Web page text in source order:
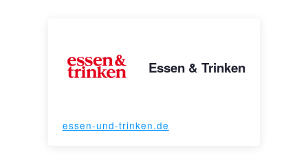
Essen & Trinken
essen-und-trinken.de